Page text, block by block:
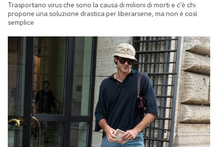
Trasportano virus che sono la causa di milioni di morti e c'è chi
propone una soluzione drastica per liberarsene, ma non è così
semplice